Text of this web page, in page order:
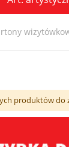
produktów do